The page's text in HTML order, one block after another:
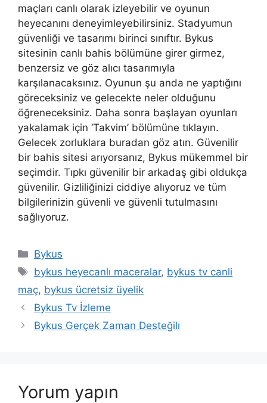
maçları canlı olarak izleyebilir ve oyunun
heyecanını deneyimleyebilirsiniz. Stadyumun
güvenliği ve tasarımı birinci sınıftır. Bykus
sitesinin canlı bahis bölümüne girer girmez,
benzersiz ve göz alıcı tasarımıyla
karşılanacaksınız. Oyunun şu anda ne yaptığını
göreceksiniz ve gelecekte neler olduğunu
öğreneceksiniz. Daha sonra başlayan oyunları
yakalamak için ‘Takvim’ bölümüne tıklayın.
Gelecek zorluklara buradan göz atın. Güvenilir
bir bahis sitesi arıyorsanız, Bykus mükemmel bir
seçimdir. Tıpkı güvenilir bir arkadaş gibi oldukça
güvenilir. Gizliliğinizi ciddiye alıyoruz ve tüm
bilgilerinizin güvenli ve güvenli tutulmasını
sağlıyoruz.
Kategoriler
Bykus
Etiketler
bykus heyecanlı maceralar, bykus tv canli
maç, bykus ücretsiz üyelik
Bykus Tv İzleme
Bykus Gerçek Zaman Desteğilı
Yorum yapın